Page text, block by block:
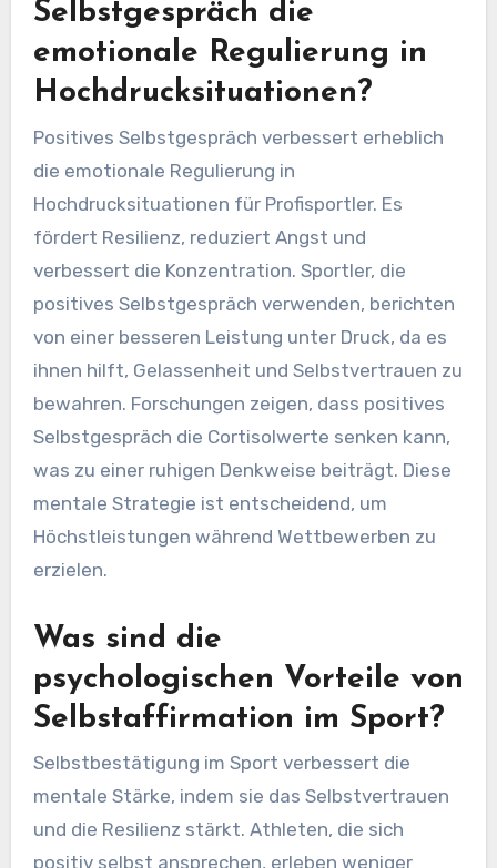
Selbstgespräch die
emotionale Regulierung in
Hochdrucksituationen?
Positives Selbstgespräch verbessert erheblich
die emotionale Regulierung in
Hochdrucksituationen für Profisportler. Es
fördert Resilienz, reduziert Angst und
verbessert die Konzentration. Sportler, die
positives Selbstgespräch verwenden, berichten
von einer besseren Leistung unter Druck, da es
ihnen hilft, Gelassenheit und Selbstvertrauen zu
bewahren. Forschungen zeigen, dass positives
Selbstgespräch die Cortisolwerte senken kann,
was zu einer ruhigen Denkweise beiträgt. Diese
mentale Strategie ist entscheidend, um
Höchstleistungen während Wettbewerben zu
erzielen.
Was sind die
psychologischen Vorteile von
Selbstaffirmation im Sport?
Selbstbestätigung im Sport verbessert die
mentale Stärke, indem sie das Selbstvertrauen
und die Resilienz stärkt. Athleten, die sich
positiv selbst ansprechen, erleben weniger